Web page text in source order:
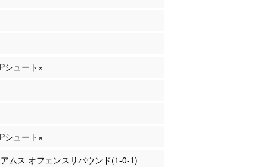
シュート×
シュート×
ムス オフェンスリバウンド(1-0-1)